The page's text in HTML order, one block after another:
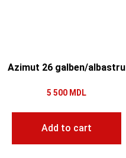
Azimut 26 galben/albastru
5 500 MDL
Add to cart